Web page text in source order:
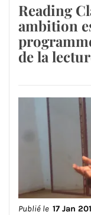
Reading
ambition
de la
Publié le 17 Jan